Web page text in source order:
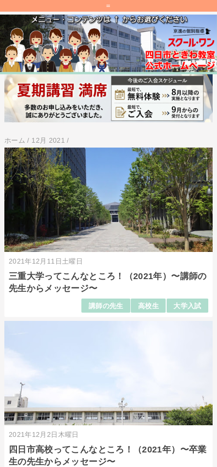
=
ホーム / 12月 2021 /
2021年12月11日土曜日
三重大学ってこんなところ！（2021年）〜講師の
先生からメッセージ〜
講師の先生 高校生 大学入試
2021年12月2日木曜日
四日市高校ってこんなところ！（2021年）〜卒業
生の先生からメッセージ〜